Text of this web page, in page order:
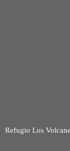
Refugio Los